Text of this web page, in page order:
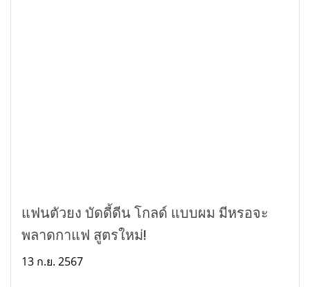
แฟนตัวยง บัดดี้ดีน โกลด์ แบบผม มีหรอจะ
พลาดกาแฟ สูตรใหม่!
13 ก.ย. 2567